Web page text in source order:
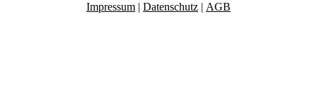
Impressum | Datenschutz | AGB